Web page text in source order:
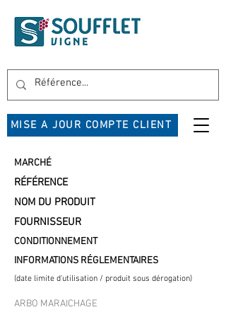
MISE A JOUR COMPTE CLIENT
MARCHÉ
RÉFÉRENCE
NOM DU PRODUIT
FOURNISSEUR
CONDITIONNEMENT
INFORMATIONS RÉGLEMENTAIRES
(date limite d'utilisation / produit sous dérogation)
ARBO MARAICHAGE